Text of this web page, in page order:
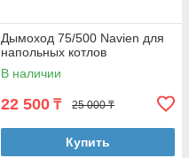
Дымоход 75/500 Navien для
напольных котлов
В наличии
22 500 ₸ 25 000 ₸
Купить